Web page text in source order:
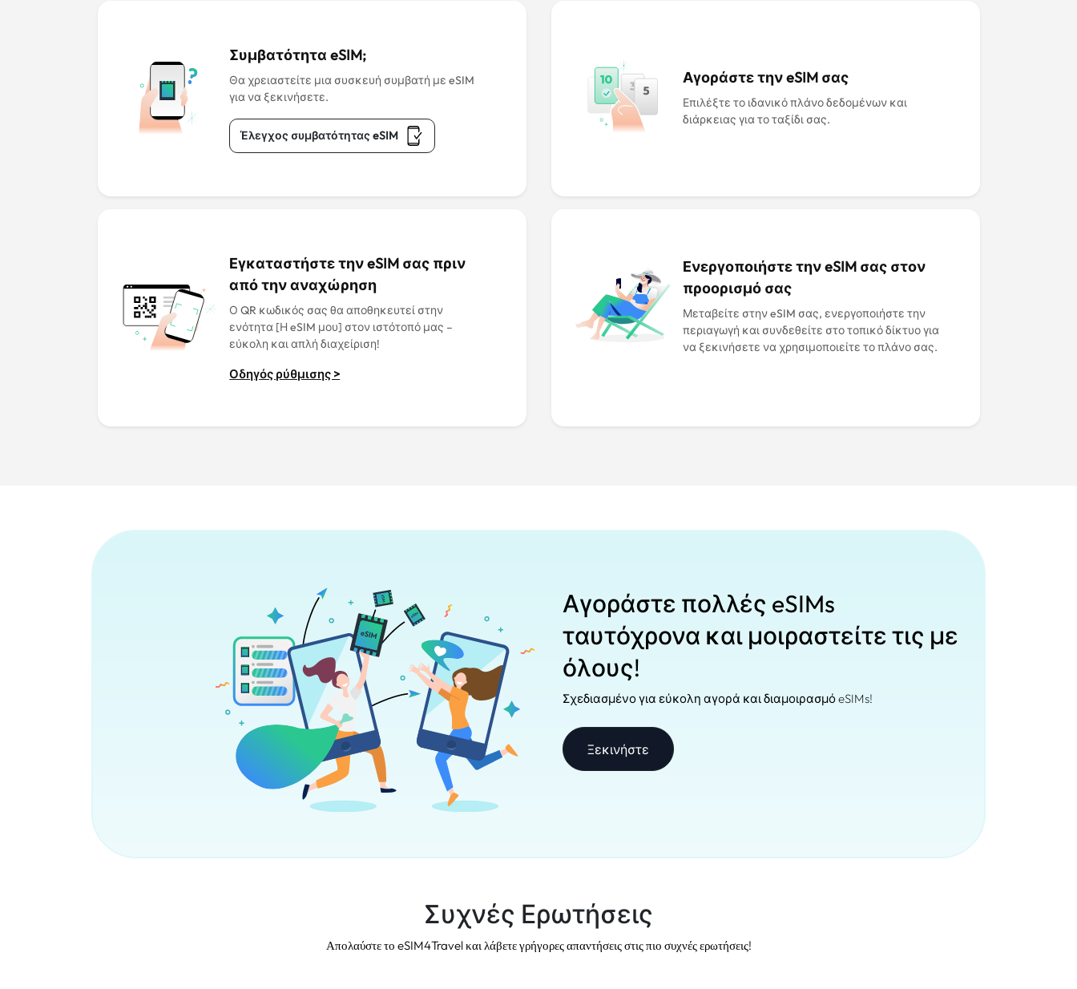
Συμβατότητα eSIM;
Θα χρειαστείτε μια συσκευή συμβατή με eSIM
για να ξεκινήσετε.
Έλεγχος συμβατότητας eSIM
Αγοράστε την eSIM σας
Επιλέξτε το ιδανικό πλάνο δεδομένων και
διάρκειας για το ταξίδι σας.
Εγκαταστήστε την eSIM σας πριν
από την αναχώρηση
Ο QR κωδικός σας θα αποθηκευτεί στην
ενότητα [Η eSIM μου] στον ιστότοπό μας –
εύκολη και απλή διαχείριση!
Οδηγός ρύθμισης >
Ενεργοποιήστε την eSIM σας στον
προορισμό σας
Μεταβείτε στην eSIM σας, ενεργοποιήστε την
περιαγωγή και συνδεθείτε στο τοπικό δίκτυο για
να ξεκινήσετε να χρησιμοποιείτε το πλάνο σας.
Αγοράστε πολλές eSIMs
ταυτόχρονα και μοιραστείτε τις με
όλους!
Σχεδιασμένο για εύκολη αγορά και διαμοιρασμό eSIMs!
Ξεκινήστε
Συχνές Ερωτήσεις
Απολαύστε το eSIM4Travel και λάβετε γρήγορες απαντήσεις στις πιο συχνές ερωτήσεις!